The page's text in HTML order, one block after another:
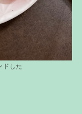
ドした